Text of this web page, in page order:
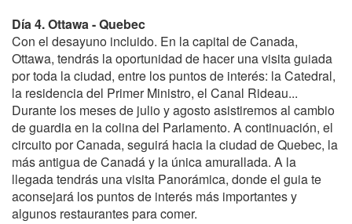
Día 4. Ottawa - Quebec
Con el desayuno incluido. En la capital de Canada,
Ottawa, tendrás la oportunidad de hacer una visita guiada
por toda la ciudad, entre los puntos de interés: la Catedral,
la residencia del Primer Ministro, el Canal Rideau...
Durante los meses de julio y agosto asistiremos al cambio
de guardia en la colina del Parlamento. A continuación, el
circuito por Canada, seguirá hacia la ciudad de Quebec, la
más antigua de Canadá y la única amurallada. A la
llegada tendrás una visita Panorámica, donde el guia te
aconsejará los puntos de interés más importantes y
algunos restaurantes para comer.